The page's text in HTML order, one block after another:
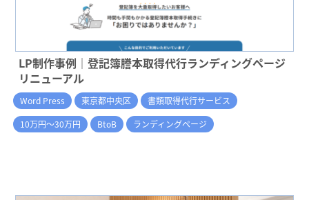
LP制作事例｜登記簿謄本取得代行ランディングページ
リニューアル
Word Press 東京都中央区
書類取得代行サービス
10万円～30万円
BtoB ランディングページ